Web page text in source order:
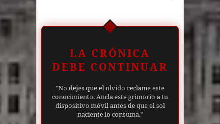
LA CRÓNICA
DEBE CONTINUAR
"No dejes que el olvido reclame este
conocimiento. Ancla este grimorio a tu
dispositivo móvil antes de que el sol
naciente lo consuma."